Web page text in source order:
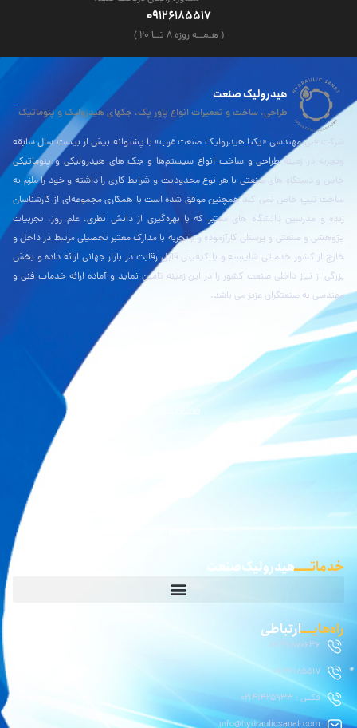
09126185517
( هـمــه روزه ۸ تــا ۲۰ )
هیدرولیک صنعت
طراحی، ساخت و تعمیرات انواع پاور پک، جکهای هیدرولیک و پنوماتیک
شرکت فنی مهندسی «یکتا هیدرولیک صنعت غرب» با پشتوانه بیش از بیست سال سابقه
وتجربه در زمینۀ طراحی و ساخت انواع سیستم‌ها و جک های هیدرولیکی و پنوماتیکی
خاص و دستگاه های صنعتی با هر نوع محدودیت و شرایط کاری را داشته و خود را ملزم به
ساخت تیپ خاص نمی کند همچنین موفق شده است با همکاری مجموعه‌ای از کارشناسان
زبده و مدرسین دانشگاه های معتبر که با بهره‌گیری از دانش نظری، علم روز، تجربیات
پژوهشی و صنعتی و پرسنلی کارآزموده و باتجربه با مدارک معتبر تحصیلی مرتبط در داخل و
خارج از کشور خدماتی شایسته و با کیفیتی قابل رقابت در بازار جهانی ارائه داده و بخش
بزرگی از نیاز داخلی صنعت کشور را در این زمینه تامین نماید و آماده ارائه خدمات فنی و
مهندسی به صنعتگران عزیز می باشد.
نقشه نشان
خدماتـــــهیدرولیک صنعت
راه‌هایــــارتباطی
02146870636
09126185517
فکس : 02141425933
info@hydraulicsanat.com